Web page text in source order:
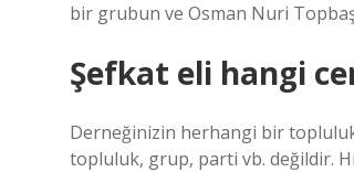
bir grubun ve Osman Nuri
Şefkat eli hangi
Derneğinizin herhangi bir
topluluk, grup, parti vb. değildir.